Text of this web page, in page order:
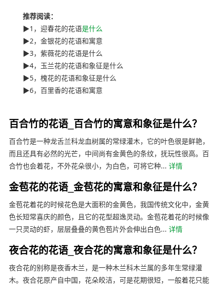
推荐阅读：
▶1，迎春花的花语是什么
▶2，金银花的花语和寓意
▶3，紫薇花的花语是什么
▶4，玉兰花的花语和象征是什么
▶5，槐花的花语和象征是什么
▶6，百里香的花语和寓意
百合竹的花语_百合竹的寓意和象征是什么？
百合竹是一种龙舌兰科龙血树属的常绿灌木，它的叶色很是鲜艳，
而且还具有必然的光芒，中间尚有金黄色的条纹，抚玩性很高。百
合竹也会着花，不外花朵很小，为白色，可将它种... 详情
金苞花的花语_金苞花的寓意和象征是什么？
金苞花着花的时候花色是大面积的金黄色，我国传统文化中，金黄
色长短常喜庆的颜色，且它的花型超逸灵动。金苞花着花的时候像
一只灵动的虾，层层叠叠的黄色苞片外会伸出白色... 详情
夜合花的花语_夜合花的寓意和象征是什么？
夜合花的别称是夜香木兰，是一种木兰科木兰属的多年生常绿灌
木。夜合花原产自中国，花朵皎洁，可是花期很短，一般着花只能